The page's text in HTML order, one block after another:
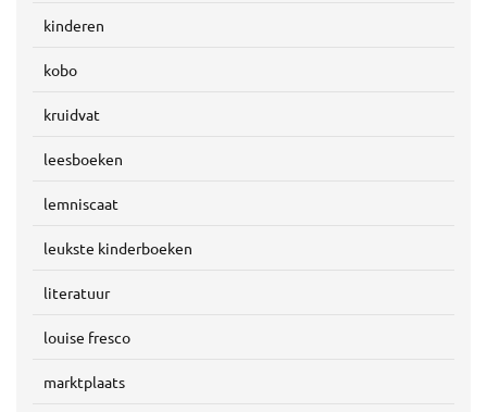
kinderen
kobo
kruidvat
leesboeken
lemniscaat
leukste kinderboeken
literatuur
louise fresco
marktplaats